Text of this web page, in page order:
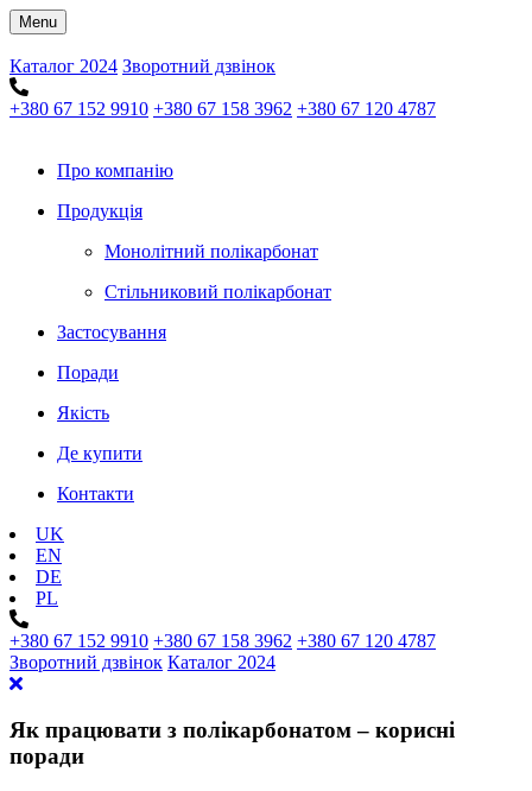
Menu
Каталог 2024 Зворотний дзвінок
+380 67 152 9910 +380 67 158 3962 +380 67 120 4787
Про компанію
Продукція
Монолітний полікарбонат
Стільниковий полікарбонат
Застосування
Поради
Якість
Де купити
Контакти
UK
EN
DE
PL
+380 67 152 9910 +380 67 158 3962 +380 67 120 4787
Зворотний дзвінок Каталог 2024
Як працювати з полікарбонатом – корисні
поради